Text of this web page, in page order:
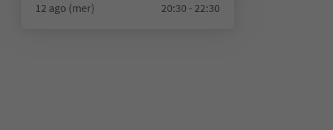
12 ago (mer) 20:30 - 22:30